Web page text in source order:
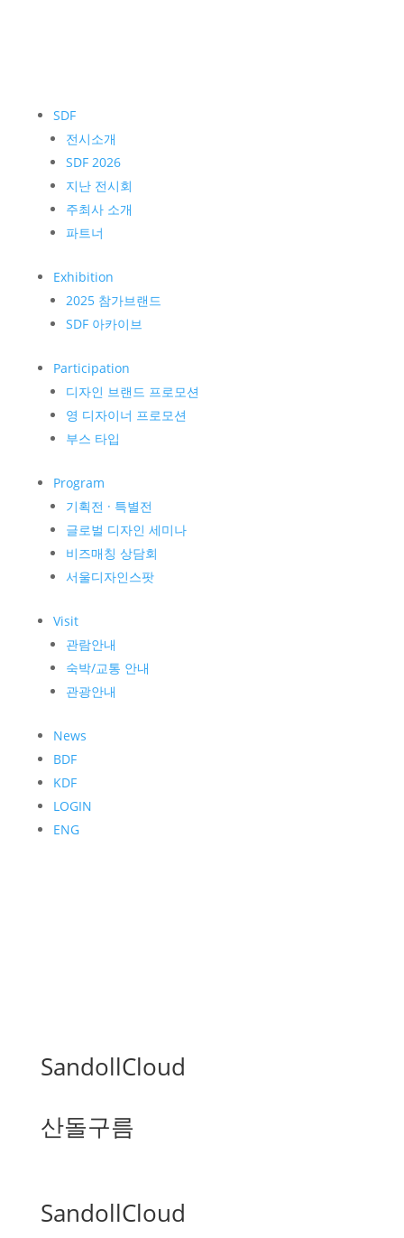
SDF
전시소개
SDF 2026
지난 전시회
주최사 소개
파트너
Exhibition
2025 참가브랜드
SDF 아카이브
Participation
디자인 브랜드 프로모션
영 디자이너 프로모션
부스 타입
Program
기획전 · 특별전
글로벌 디자인 세미나
비즈매칭 상담회
서울디자인스팟
Visit
관람안내
숙박/교통 안내
관광안내
News
BDF
KDF
LOGIN
ENG
SandollCloud
산돌구름
SandollCloud